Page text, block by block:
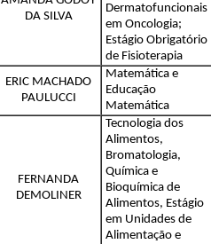
DA SILVA
Dermatofuncionais
em Oncologia;
Estágio Obrigatório
de Fisioterapia
ERIC MACHADO
PAULUCCI
Matemática e
Educação
Matemática
FERNANDA
DEMOLINER
Tecnologia dos
Alimentos,
Bromatologia,
Química e
Bioquímica de
Alimentos, Estágio
em Unidades de
Alimentação e